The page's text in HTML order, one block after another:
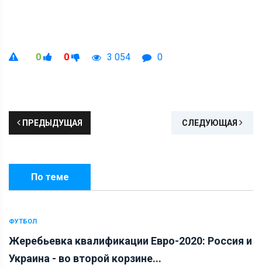
0 0 3 054 0
ПРЕДЫДУЩАЯ СЛЕДУЮЩАЯ
По теме
ФУТБОЛ
Жеребьевка квалификации Евро-2020: Россия и
Украина - во второй корзине...